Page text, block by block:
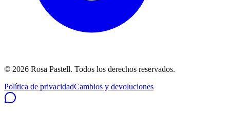
© 2026 Rosa Pastell. Todos los derechos reservados.
Política de privacidadCambios y devoluciones